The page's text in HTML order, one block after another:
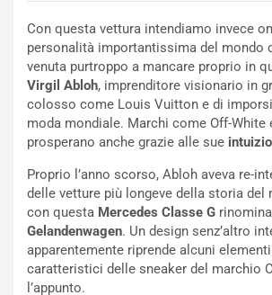
Con questa vettura intendiamo invece
personalità importantissima del mondo
venuta purtroppo a mancare proprio in
Virgil Abloh, imprenditore visionario in
colosso come Louis Vuitton e di
moda mondiale. Marchi come Off-White
prosperano anche grazie alle sue
Proprio l’anno scorso, Abloh aveva re-
delle vetture più longeve della storia del
con questa Mercedes Classe G
Gelandenwagen. Un design senz’altro
apparentemente riprende alcuni
caratteristici delle sneaker del marchio
l’appunto.